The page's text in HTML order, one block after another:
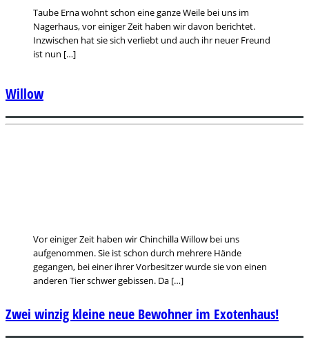
Taube Erna wohnt schon eine ganze Weile bei uns im
Nagerhaus, vor einiger Zeit haben wir davon berichtet.
Inzwischen hat sie sich verliebt und auch ihr neuer Freund
ist nun […]
Vor einiger Zeit haben wir Chinchilla Willow bei uns
aufgenommen. Sie ist schon durch mehrere Hände
gegangen, bei einer ihrer Vorbesitzer wurde sie von einen
anderen Tier schwer gebissen. Da […]
Willow
Zwei winzig kleine neue Bewohner im Exotenhaus!